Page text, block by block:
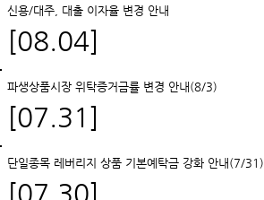
신용/대주, 대출 이자율 변경 안내
[08.04]
파생상품시장 위탁증거금률 변경 안내(8/3)
[07.31]
단일종목 레버리지 상품 기본예탁금 강화 안내(7/31)
[07.30]